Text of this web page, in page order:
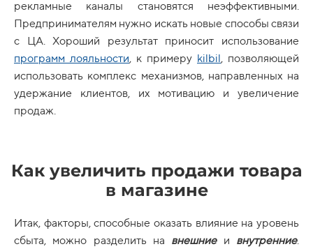
рекламные каналы становятся неэффективными.
Предпринимателям нужно искать новые способы связи
с ЦА. Хороший результат приносит использование
программ лояльности, к примеру kilbil, позволяющей
использовать комплекс механизмов, направленных на
удержание клиентов, их мотивацию и увеличение
продаж.
Как увеличить продажи товара
в магазине
Итак, факторы, способные оказать влияние на уровень
сбыта, можно разделить на внешниеи внутренние.